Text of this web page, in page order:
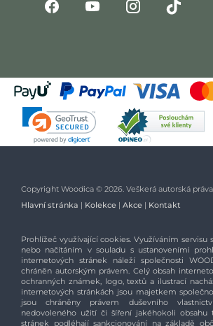
Copyright Woodica © 2026. Veškerá autorská
Hlavní stránka | Kolekce | Akce | Kontakt
Prohlížeč využívající cookies. Využíváním servisu
nebo načítáním v souladu s ustanoveními
internetových stránek náleží společnosti
chráněn autorským právem. Celý obsah
ochranných známek, logo, textů a ilustrací
internetových stránkách jsou majetkem
jsou chráněny právem duševního
nedovoleného užití či šíření jakéhokoli obsahu
stránek podléhají sankcionování na základě